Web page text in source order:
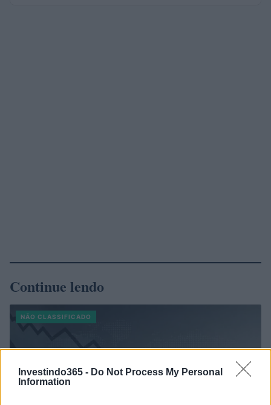
Investindo365 - Do Not Process My Personal
Information
Continue lendo
NÃO CLASSIFICADO